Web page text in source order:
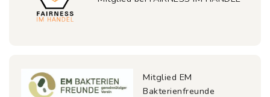
Mitglied EM
Bakterienfreunde